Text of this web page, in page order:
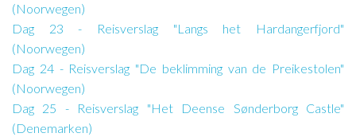
(Noorwegen)
Dag 23 - Reisverslag "Langs het Hardangerfjord"
(Noorwegen)
Dag 24 - Reisverslag "De beklimming van de Preikestolen"
(Noorwegen)
Dag 25 - Reisverslag "Het Deense Sønderborg Castle"
(Denemarken)